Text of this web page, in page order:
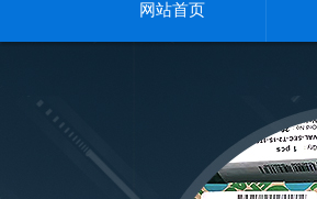
网站首页